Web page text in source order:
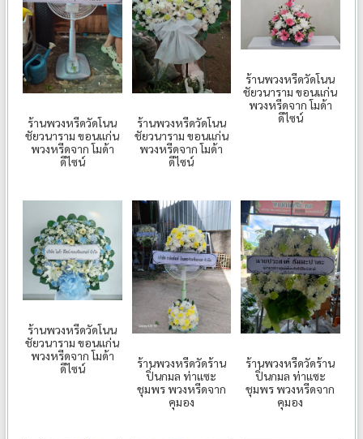
ร้านพวงหรีดวัดโนน
ชัยวนาราม ขอนแก่น
พวงหรีดจาก โมด้า
ดีไซน์
ร้านพวงหรีดวัดโนน
ชัยวนาราม ขอนแก่น
พวงหรีดจาก โมด้า
ดีไซน์
ร้านพวงหรีดวัดโนน
ชัยวนาราม ขอนแก่น
พวงหรีดจาก โมด้า
ดีไซน์
ร้านพวงหรีดวัดโนน
ชัยวนาราม ขอนแก่น
พวงหรีดจาก โมด้า
ดีไซน์
ร้านพวงหรีดวัดร้าน
ปิ่นกมล ท่าแซะ
ชุมพร พวงหรีดจาก
คุมอง
ร้านพวงหรีดวัดร้าน
ปิ่นกมล ท่าแซะ
ชุมพร พวงหรีดจาก
คุมอง